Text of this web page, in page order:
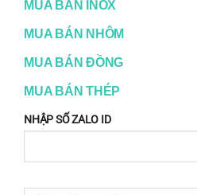
So sánh nhôm 2124 với
điểm và hạn chế của vật
dụng kỹ thuật. Nhôm
năng gia công tốt, nhưng
Việc xem xét các đặc
chống ăn mòn và ứng
MUA BÁN INOX
MUA BÁN NHÔM
MUA BÁN ĐỒNG
MUA BÁN THÉP
NHẬP SỐ ZALO ID